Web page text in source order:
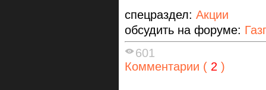
спецраздел: Акции
обсудить на форуме:
601
Комментарии ( 2 )